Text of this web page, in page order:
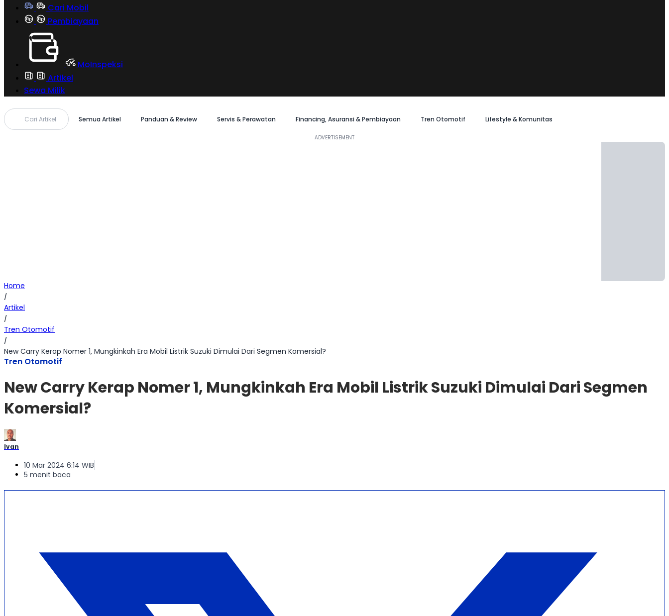
Cari Mobil
Pembiayaan
MoInspeksi
Artikel
Sewa Milik
Cari Artikel Semua Artikel Panduan & Review Servis & Perawatan Financing, Asuransi & Pembiayaan Tren Otomotif Lifestyle & Komunitas
Home
/
Artikel
/
Tren Otomotif
/
New Carry Kerap Nomer 1, Mungkinkah Era Mobil Listrik Suzuki Dimulai Dari Segmen Komersial?
Tren Otomotif
New Carry Kerap Nomer 1, Mungkinkah Era Mobil Listrik Suzuki Dimulai Dari Segmen
Komersial?
Ivan
10 Mar 2024 6:14 WIB
5 menit baca